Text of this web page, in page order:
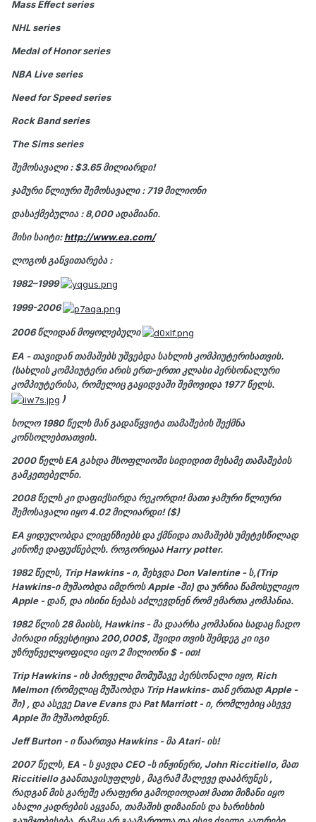
Mass Effect series
NHL series
Medal of Honor series
NBA Live series
Need for Speed series
Rock Band series
The Sims series
შემოსავალი:$3.65 მილიარდი!
ჯამური წლიური შემოსავალი : 719 მილიონი
დასაქმებულია: 8,000 ადამიანი.
მისი საიტი:http://www.ea.com/
ლოგოს განვითარება:
1982–1999
1999-2006
2006 წლიდან მოყოლებული
EA - თავიდან თამაშებს უშვებდა სახლის კომპიუტერისათვის.
(სახლის კომპიუტერი არის ერთ-ერთი კლასი პერსონალური
კომპიუტერისა, რომელიც გაყიდვაში შემოვიდა 1977 წელს.
)
ხოლო 1980 წელს მან გადაწყვიტა თამაშების შექმნა
კონსოლებთათვის.
2000წელსEA გახდა მსოფლიოში სიდიდით მესამე თამაშების
გამკეთებელნი.
2008წელს კი დაფიქსირდა რეკორდი! მათი ჯამური წლიური
შემოსავალი იყო4.02მილიარდი! ($)
EA ყიდულობდა ლიცენზიებს და ქმნიდა თამაშებს უმეტესწილად
კინოზე დაფუძნებლს. როგორიცააHarry potter.
1982 წელს, Trip Hawkins - ი, შეხვდა Don Valentine - ს,(Trip
Hawkins-ი მუშაობდა იმდროს Apple -ში) და ურჩია წამოსულიყო
Apple - დან, და ისინი ნებას აძლევდნენ რომ ემართა კომპანია.
1982 წლის 28 მაისს, Hawkins - მა დაარსა კომპანია სადაც ჩადო
პირადი ინვესტიცია200,000$, შვიდი თვის შემდეგ კი იგი
უზრუნველყოფილი იყო 2 მილიონი $ - ით!
Trip Hawkins - ის პირველი მომუშავე პერსონალი იყო, Rich
Melmon(რომელიც მუშაობდა Trip Hawkins- თან ერთადApple-
ში) , და ასევეDave EvansდაPat Marriott- ი, რომლებიც ასევე
Appleში მუშაობდნენ.
Jeff Burton- ი წაართვა Hawkins - მაAtari- ის!
2007 წელს, EA - ს ყავდა CEO -ს ინჟინერი, John Riccitiello, მათ
Riccitiello გაანთავისუფლეს , მაგრამ მალევე დააბრუნეს ,
რადგან მის გარეშე არაფერი გამოდიოდათ! მათი მიზანი იყო
ახალი კადრების აყვანა, თამაშის დიზაინის და ხარისხის